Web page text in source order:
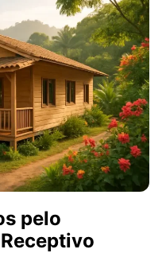
pelo